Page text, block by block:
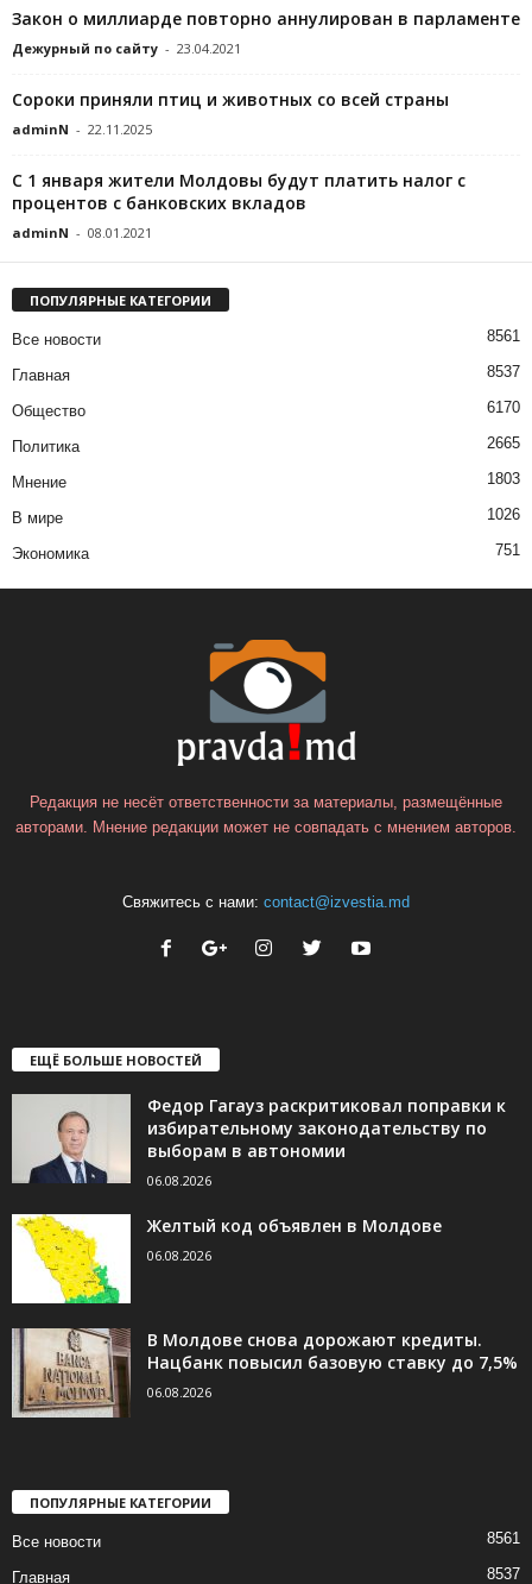
Закон о миллиарде повторно аннулирован в парламенте
Дежурный по сайту - 23.04.2021
Сороки приняли птиц и животных со всей страны
adminN - 22.11.2025
С 1 января жители Молдовы будут платить налог с
процентов с банковских вкладов
adminN - 08.01.2021
ПОПУЛЯРНЫЕ КАТЕГОРИИ
Все новости 8561
Главная 8537
Общество 6170
Политика 2665
Мнение 1803
В мире 1026
Экономика 751
Редакция не несёт ответственности за материалы, размещённые
авторами. Мнение редакции может не совпадать с мнением авторов.
Свяжитесь с нами: contact@izvestia.md
ЕЩЁ БОЛЬШЕ НОВОСТЕЙ
Федор Гагауз раскритиковал поправки к
избирательному законодательству по
выборам в автономии
06.08.2026
Желтый код объявлен в Молдове
06.08.2026
В Молдове снова дорожают кредиты.
Нацбанк повысил базовую ставку до 7,5%
06.08.2026
ПОПУЛЯРНЫЕ КАТЕГОРИИ
Все новости 8561
Главная 8537